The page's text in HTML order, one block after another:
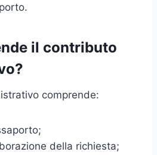
il contributo
comprende:
della richiesta;